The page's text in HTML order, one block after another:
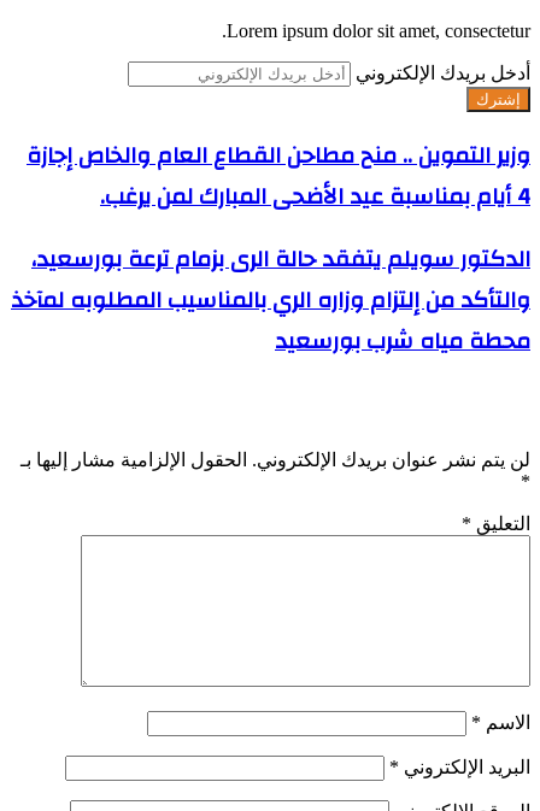
Lorem ipsum dolor sit amet, consectetur.
أدخل بريدك الإلكتروني
وزير التموين .. منح مطاحن القطاع العام والخاص إجازة
4 أيام بمناسبة ‏عيد الأضحى المبارك لمن يرغب.
الدكتور سويلم يتفقد حالة الرى بزمام ترعة بورسعيد،
والتأكد من إلتزام وزاره الري بالمناسيب المطلوبه لمآخذ
محطة مياه شرب بورسعيد
لن يتم نشر عنوان بريدك الإلكتروني. الحقول الإلزامية مشار إليها بـ
*
التعليق *
الاسم *
البريد الإلكتروني *